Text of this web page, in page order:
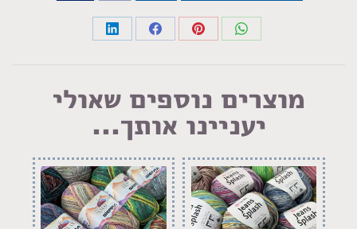
Share
Share
Share
Share
LinkedIn
מוצרים נוספים שאולי
יעניינו אותך...